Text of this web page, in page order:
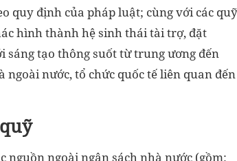
quy định của pháp luật; cùng với các quỹ
hình thành hệ sinh thái tài trợ, đặt
sáng tạo thông suốt từ trung ương đến
nước, tổ chức quốc tế liên quan đến
nguồn ngoài ngân sách nhà nước (gồm: